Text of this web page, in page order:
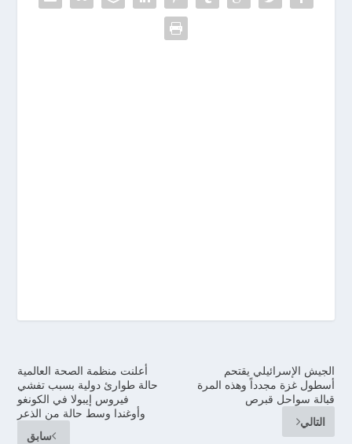
أعلنت منظمة الصحة العالمية
حالة طوارئ دولية بسبب تفشي
فيروس إيبولا في الكونغو
وأوغندا وسط حالة من الذعر
سابق
الجيش الإسرائيلي يقتحم
أسطول غزة مجدداً وهذه المرة
قبالة سواحل قبرص
التالي